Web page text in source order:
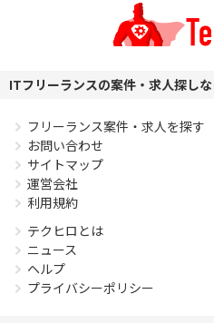
└論立てて提案できる └何ら
したIA設計（ワイヤーフレ
└データ分析 └関係者が多い
PHPを用いたWebサービス
エンジニア複数人のチームで
ITフリーランスの案件・求人探し
フリーランス案件・求人を探す
お問い合わせ
サイトマップ
運営会社
利用規約
テクヒロとは
ニュース
ヘルプ
プライバシーポリシー